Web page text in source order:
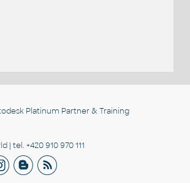
Platinum Partner & Training
tel. +420 910 970 111